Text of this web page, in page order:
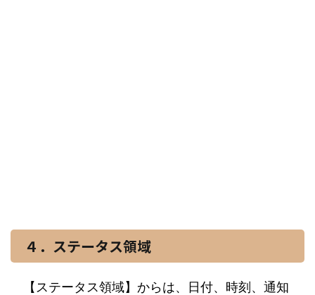
４．ステータス領域
【ステータス領域】からは、日付、時刻、通知